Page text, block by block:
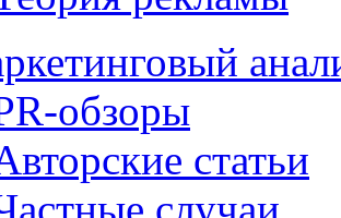
обзоры
статьи
случаи